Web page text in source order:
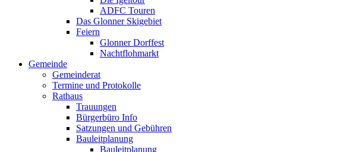
ADFC Touren
Das Glonner Skigebiet
Feiern
Glonner Dorffest
Nachtflohmarkt
Gemeinde
Gemeinderat
Termine und Protokolle
Rathaus
Trauungen
Bürgerbüro Info
Satzungen und Gebühren
Bauleitplanung
Bauleitplanung